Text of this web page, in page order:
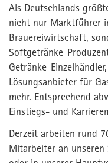
Als Deutschlands
nicht nur Marktführer
Brauereiwirtschaft,
Softgetränke-
Getränke-
Lösungsanbieter für
mehr. Entsprechend
Einstiegs- und
Derzeit arbeiten rund
Mitarbeiter an